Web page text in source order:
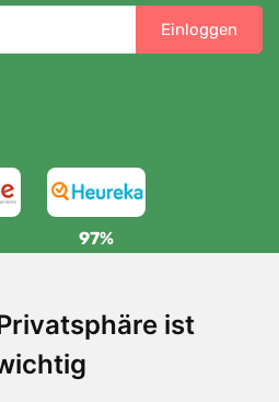
ist
Einloggen
97%
und kostenlos
Bestellungen über 80 EUR
und Rückgabe